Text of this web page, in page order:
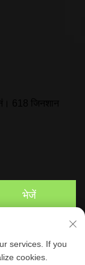
भेजें
services. If you
cookies.